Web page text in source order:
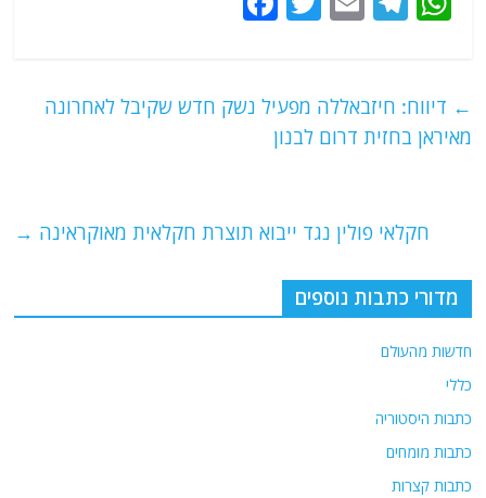
s
A
g
ra
l
er
e
k
← דיווח: חיזבאללה מפעיל נשק חדש שקיבל לאחרונה
מאיראן בחזית דרום לבנון
חקלאי פולין נגד ייבוא תוצרת חקלאית מאוקראינה →
מדורי כתבות נוספים
חדשות מהעולם
כללי
כתבות היסטוריה
כתבות מומחים
כתבות קצרות